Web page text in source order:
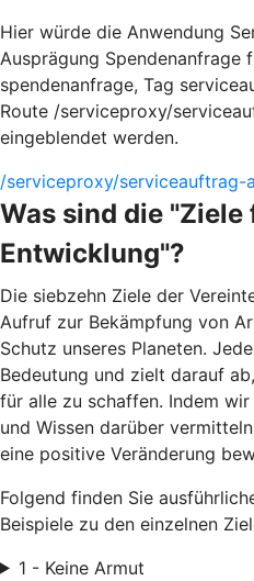
Hier würde die Anwendung
Ausprägung Spendenanfrage
spendenanfrage, Tag
Route /serviceproxy/
eingeblendet werden.
/serviceproxy/serviceauftrag-
Was sind die
Entwicklung"?
Die siebzehn Ziele der
Aufruf zur Bekämpfung von
Schutz unseres Planeten.
Bedeutung und zielt darauf
für alle zu schaffen. Indem
und Wissen darüber
eine positive Veränderung
Folgend finden Sie
Beispiele zu den einzelnen
1 - Keine Armut